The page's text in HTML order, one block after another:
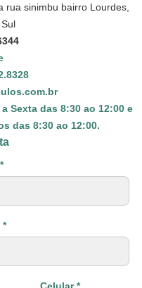
rua sinimbu bairro Lourdes,
Sexta das 8:30 ao 12:00 e
das 8:30 ao 12:00.
*
Celular *